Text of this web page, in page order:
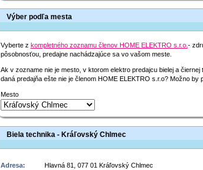
Výber podľa mesta
Vyberte z kompletného zoznamu členov HOME ELEKTRO s.r.o. -
pôsobnosťou, predajne nachádzajúce sa vo vašom meste.
Ak v zozname nie je mesto, v ktorom elektro predajcu bielej a
daná predajňa ešte nie je členom HOME ELEKTRO s.r.o? Možno by
Mesto
Biela technika - Kráľovský Chlmec
Adresa: Hlavná 81, 077 01 Kráľovský Chlmec